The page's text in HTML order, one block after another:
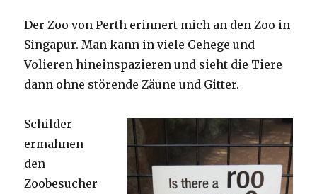
Perth
Der Zoo von Perth erinnert mich an den Zoo in
Singapur. Man kann in viele Gehege und
Volieren hineinspazieren und sieht die Tiere
dann ohne störende Zäune und Gitter.
Schilder
ermahnen
den
Zoobesucher